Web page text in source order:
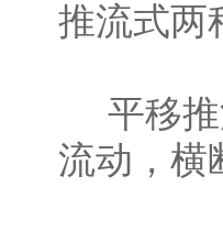
推流式两
平移推
流动，横